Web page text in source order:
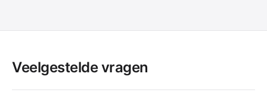
Veelgestelde vragen